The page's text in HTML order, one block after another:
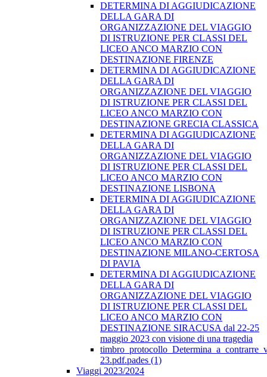
DETERMINA DI AGGIUDICAZIONE
DELLA GARA DI
ORGANIZZAZIONE DEL VIAGGIO
DI ISTRUZIONE PER CLASSI DEL
LICEO ANCO MARZIO CON
DESTINAZIONE FIRENZE
DETERMINA DI AGGIUDICAZIONE
DELLA GARA DI
ORGANIZZAZIONE DEL VIAGGIO
DI ISTRUZIONE PER CLASSI DEL
LICEO ANCO MARZIO CON
DESTINAZIONE GRECIA CLASSICA
DETERMINA DI AGGIUDICAZIONE
DELLA GARA DI
ORGANIZZAZIONE DEL VIAGGIO
DI ISTRUZIONE PER CLASSI DEL
LICEO ANCO MARZIO CON
DESTINAZIONE LISBONA
DETERMINA DI AGGIUDICAZIONE
DELLA GARA DI
ORGANIZZAZIONE DEL VIAGGIO
DI ISTRUZIONE PER CLASSI DEL
LICEO ANCO MARZIO CON
DESTINAZIONE MILANO-CERTOSA
DI PAVIA
DETERMINA DI AGGIUDICAZIONE
DELLA GARA DI
ORGANIZZAZIONE DEL VIAGGIO
DI ISTRUZIONE PER CLASSI DEL
LICEO ANCO MARZIO CON
DESTINAZIONE SIRACUSA dal 22-25
maggio 2023 con visione di una tragedia
23.pdf.pades (1)
Viaggi 2023/2024